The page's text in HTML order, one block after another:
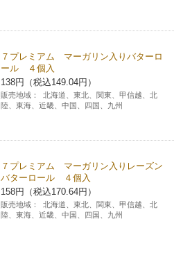
７プレミアム マーガリン入りバターロ
ール ４個入
138円（税込149.04円）
販売地域：
北海道、東北、関東、甲信越、北
陸、東海、近畿、中国、四国、九州
７プレミアム マーガリン入りレーズン
バターロール ４個入
158円（税込170.64円）
販売地域：
北海道、東北、関東、甲信越、北
陸、東海、近畿、中国、四国、九州